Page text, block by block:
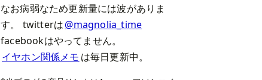
なお病弱なため更新量には波がありま
す。 twitterは@magnolia_time
facebookはやってません。
イヤホン関係メモ は毎日更新中。